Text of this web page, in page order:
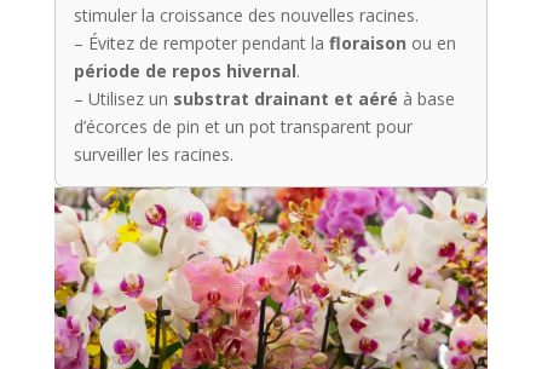
stimuler la croissance des nouvelles racines.
– Évitez de rempoter pendant la floraison ou en
période de repos hivernal.
– Utilisez un substrat drainant et aéré à base
d’écorces de pin et un pot transparent pour
surveiller les racines.